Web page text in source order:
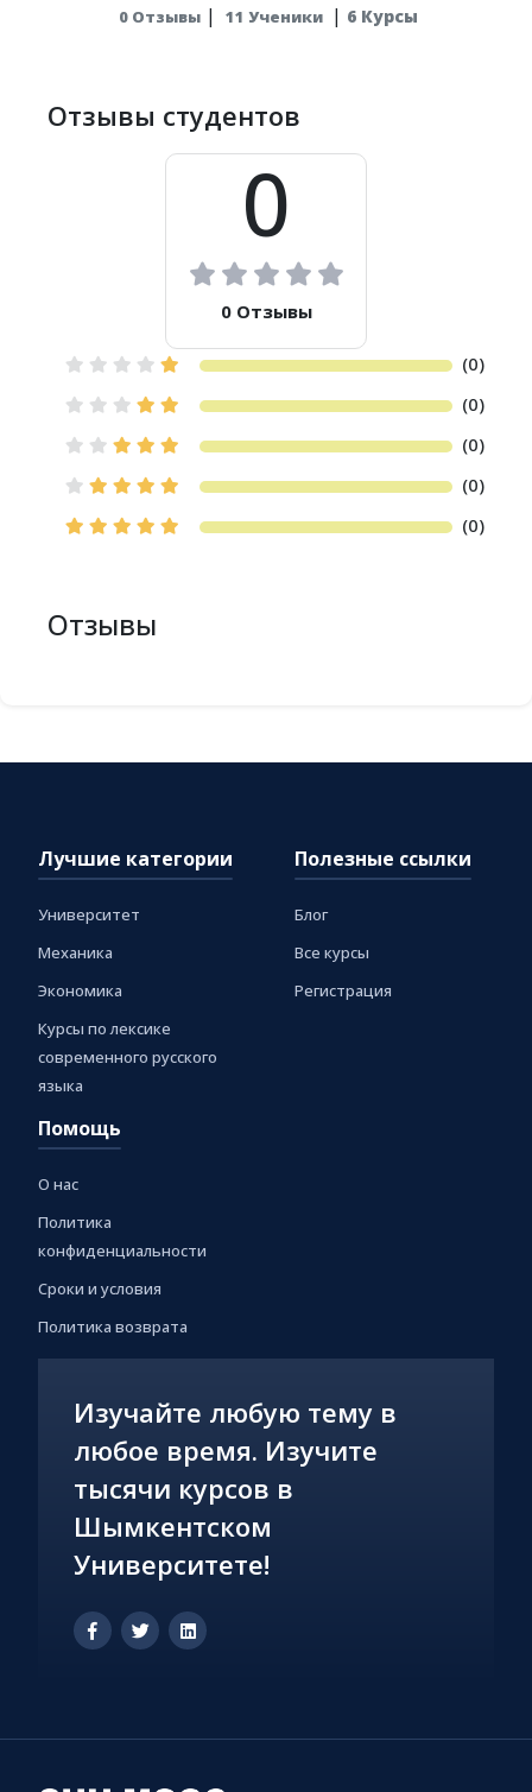
0 Отзывы | 11 Ученики | 6 Курсы
Отзывы студентов
0
0 Отзывы
(0)
(0)
(0)
(0)
(0)
Отзывы
Лучшие категории
Университет
Механика
Экономика
Курсы по лексике
современного русского
языка
Полезные ссылки
Блог
Все курсы
Регистрация
Помощь
О нас
Политика
конфиденциальности
Сроки и условия
Политика возврата
Изучайте любую тему в
любое время. Изучите
тысячи курсов в
Шымкентском
Университете!